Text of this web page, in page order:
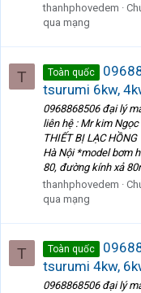
thanhphovedem
qua mạng
T Toàn quốc
tsurumi 6kw,
0968868506 đại lý
liên hệ : Mr kim Ngọc
THIẾT BỊ LẠC
Hà Nội *model bơm
80, đường kính xả
thanhphovedem
qua mạng
T Toàn quốc
tsurumi 4kw,
0968868506 đại lý